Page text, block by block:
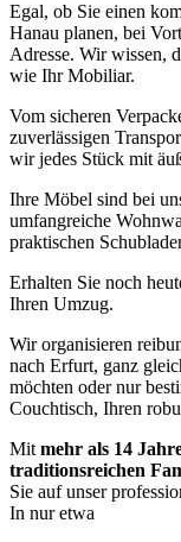
Egal, ob Sie einen
Hanau planen, bei
Adresse. Wir wissen,
wie Ihr Mobiliar.
Vom sicheren
zuverlässigen
wir jedes Stück mit
Ihre Möbel sind bei
umfangreiche
praktischen
Erhalten Sie noch
Ihren Umzug.
Wir organisieren
nach Erfurt, ganz
möchten oder nur
Couchtisch, Ihren
Mit mehr als 14
traditionsreichen
Sie auf unser
In nur etwa